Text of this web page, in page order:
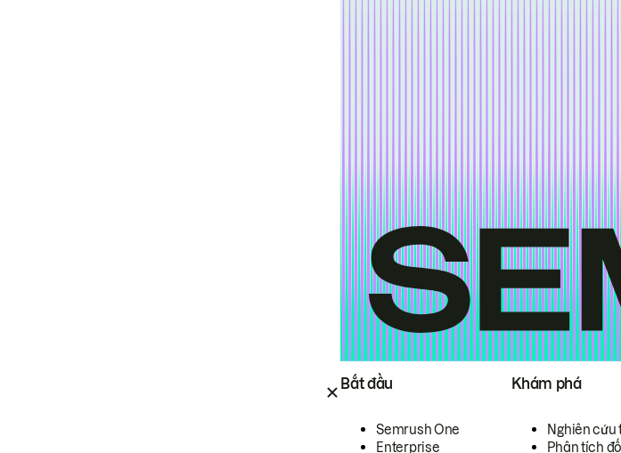
Bắt đầu
Semrush One
Enterprise
Khám phá
Nghiên cứu
Phân tích